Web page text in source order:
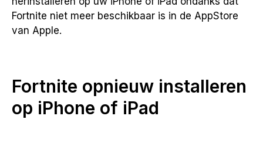
Fortnite niet meer beschikbaar is in de AppStore
van Apple.
Fortnite opnieuw installeren
op iPhone of iPad